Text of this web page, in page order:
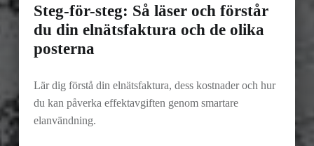
Steg-för-steg: Så läser och förstår
du din elnätsfaktura och de olika
posterna
Lär dig förstå din elnätsfaktura, dess kostnader och hur
du kan påverka effektavgiften genom smartare
elanvändning.